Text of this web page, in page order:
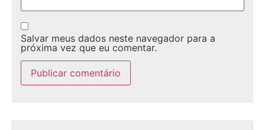
Salvar meus dados neste navegador para a
próxima vez que eu comentar.